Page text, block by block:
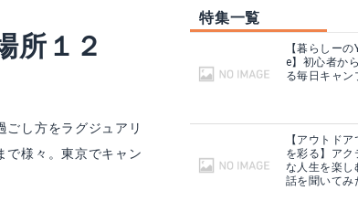
所１２
し方をラグジュアリ
で様々。東京でキャン
特集一覧
【暮らしー
e】初心者か
る毎日キャン
【アウトドア
を彩る】アク
な人生を楽し
話を聞いてみ